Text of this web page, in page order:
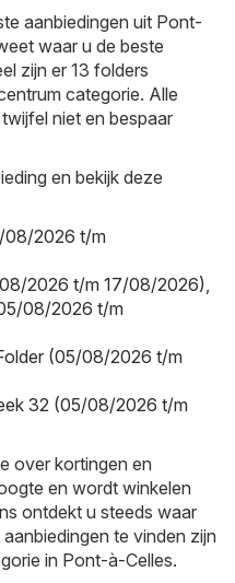
aanbiedingen uit Pont-
waar u de beste
zijn er 13 folders
categorie. Alle
niet en bespaar
en bekijk deze
08/2026 t/m
2026 t/m 17/08/2026),
08/2026 t/m
(05/08/2026 t/m
32 (05/08/2026 t/m
over kortingen en
en wordt winkelen
ontdekt u steeds waar
te vinden zijn
in Pont-à-Celles.